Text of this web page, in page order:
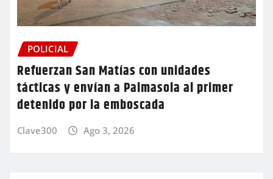
POLICIAL
Refuerzan San Matías con unidades
tácticas y envían a Palmasola al primer
detenido por la emboscada
Clave300 Ago 3, 2026